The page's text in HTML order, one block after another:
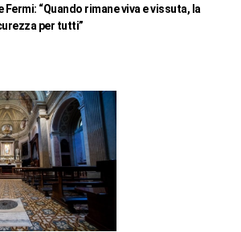
“Quando rimane viva e vissuta, la
per tutti”